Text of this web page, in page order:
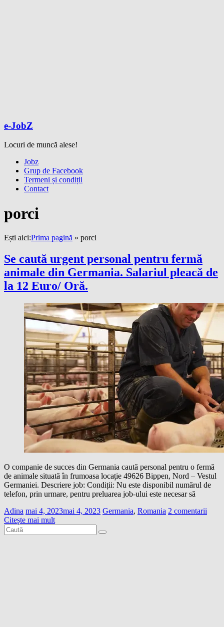
e-JobZ
Locuri de muncă alese!
Meniu Jobz
Grup de Facebook
Termeni și condiții
Contact
porci
Ești aici:Prima pagină » porci
Se caută urgent personal pentru fermă
animale din Germania. Salariul pleacă de
la 12 Euro/ Oră.
O companie de succes din Germania caută personal pentru o fermă
de animale situată în frumoasa locație 49626 Bippen, Nord – Vestul
Germaniei. Descriere job: Condiții: Nu este disponibil numărul de
telefon, prin urmare, pentru preluarea job-ului este necesar să
Adina mai 4, 2023mai 4, 2023 Germania, Romania 2 comentarii
Citește mai mult